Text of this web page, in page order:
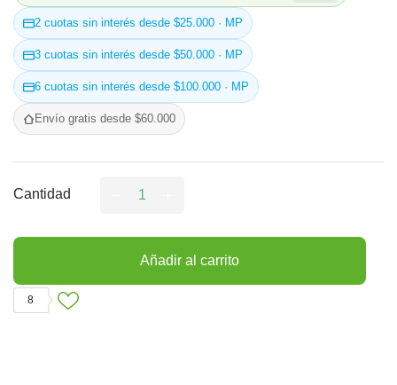
2 cuotas sin interés desde $25.000 · MP
3 cuotas sin interés desde $50.000 · MP
6 cuotas sin interés desde $100.000 · MP
Envío gratis desde $60.000
Cantidad
Añadir al carrito
8